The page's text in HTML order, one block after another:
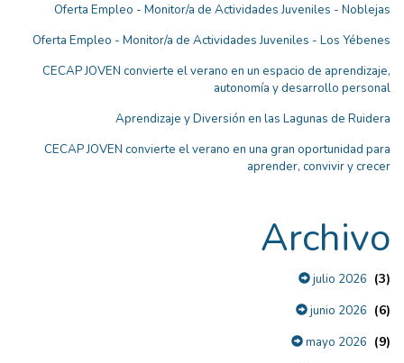
Oferta Empleo - Monitor/a de Actividades Juveniles - Noblejas
Oferta Empleo - Monitor/a de Actividades Juveniles - Los Yébenes
CECAP JOVEN convierte el verano en un espacio de aprendizaje,
autonomía y desarrollo personal
Aprendizaje y Diversión en las Lagunas de Ruidera
CECAP JOVEN convierte el verano en una gran oportunidad para
aprender, convivir y crecer
Archivo
julio 2026 (3)
junio 2026 (6)
mayo 2026 (9)